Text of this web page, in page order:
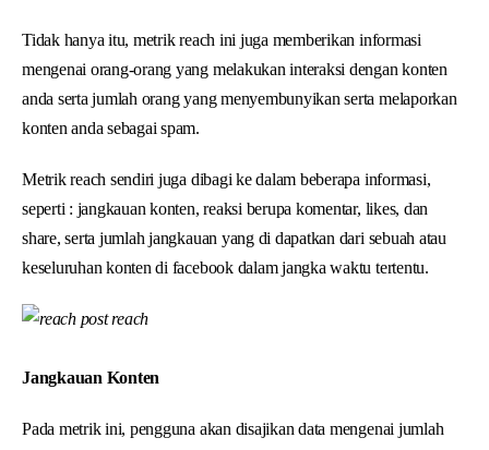
Tidak hanya itu, metrik reach ini juga memberikan informasi
mengenai orang-orang yang melakukan interaksi dengan konten
anda serta jumlah orang yang menyembunyikan serta melaporkan
konten anda sebagai spam.
Metrik reach sendiri juga dibagi ke dalam beberapa informasi,
seperti : jangkauan konten, reaksi berupa komentar, likes, dan
share, serta jumlah jangkauan yang di dapatkan dari sebuah atau
keseluruhan konten di facebook dalam jangka waktu tertentu.
Jangkauan Konten
Pada metrik ini, pengguna akan disajikan data mengenai jumlah